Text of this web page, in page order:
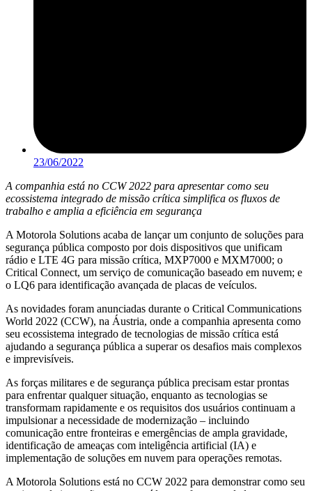
23/06/2022
A companhia está no CCW 2022 para apresentar como seu
ecossistema integrado de missão crítica simplifica os fluxos de
trabalho e amplia a eficiência em segurança
A Motorola Solutions acaba de lançar um conjunto de soluções para
segurança pública composto por dois dispositivos que unificam
rádio e LTE 4G para missão crítica, MXP7000 e MXM7000; o
Critical Connect, um serviço de comunicação baseado em nuvem; e
o LQ6 para identificação avançada de placas de veículos.
As novidades foram anunciadas durante o Critical Communications
World 2022 (CCW), na Áustria, onde a companhia apresenta como
seu ecossistema integrado de tecnologias de missão crítica está
ajudando a segurança pública a superar os desafios mais complexos
e imprevisíveis.
As forças militares e de segurança pública precisam estar prontas
para enfrentar qualquer situação, enquanto as tecnologias se
transformam rapidamente e os requisitos dos usuários continuam a
impulsionar a necessidade de modernização – incluindo
comunicação entre fronteiras e emergências de ampla gravidade,
identificação de ameaças com inteligência artificial (IA) e
implementação de soluções em nuvem para operações remotas.
A Motorola Solutions está no CCW 2022 para demonstrar como seu